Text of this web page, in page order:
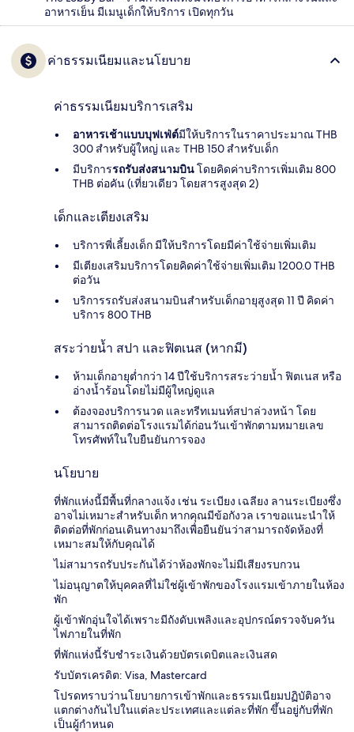
อาหารเย็น มีเมนูเด็กให้บริการ เปิดทุกวัน
ค่าธรรมเนียมและนโยบาย
ค่าธรรมเนียมบริการเสริม
อาหารเช้าแบบบุฟเฟ่ต์มีให้บริการในราคาประมาณ THB
300 สำหรับผู้ใหญ่ และ THB 150 สำหรับเด็ก
มีบริการรถรับส่งสนามบินโดยคิดค่าบริการเพิ่มเติม 800
THB ต่อคัน (เที่ยวเดียว โดยสารสูงสุด 2)
เด็กและเตียงเสริม
บริการพี่เลี้ยงเด็ก มีให้บริการโดยมีค่าใช้จ่ายเพิ่มเติม
มีเตียงเสริมบริการโดยคิดค่าใช้จ่ายเพิ่มเติม 1200.0 THB
ต่อวัน
บริการรถรับส่งสนามบินสำหรับเด็กอายุสูงสุด 11 ปี คิดค่า
บริการ 800 THB
สระว่ายน้ำ สปา และฟิตเนส (หากมี)
ห้ามเด็กอายุต่ำกว่า 14 ปีใช้บริการสระว่ายน้ำ ฟิตเนส หรือ
อ่างน้ำร้อนโดยไม่มีผู้ใหญ่ดูแล
ต้องจองบริการนวด และทรีทเมนท์สปาล่วงหน้า โดย
สามารถติดต่อโรงแรมได้ก่อนวันเข้าพักตามหมายเลข
โทรศัพท์ในใบยืนยันการจอง
นโยบาย
ที่พักแห่งนี้มีพื้นที่กลางแจ้ง เช่น ระเบียง เฉลียง ลานระเบียงซึ่ง
อาจไม่เหมาะสำหรับเด็ก หากคุณมีข้อกังวล เราขอแนะนำให้
ติดต่อที่พักก่อนเดินทางมาถึงเพื่อยืนยันว่าสามารถจัดห้องที่
เหมาะสมให้กับคุณได้
ไม่สามารถรับประกันได้ว่าห้องพักจะไม่มีเสียงรบกวน
ไม่อนุญาตให้บุคคลที่ไม่ใช่ผู้เข้าพักของโรงแรมเข้าภายในห้อง
พัก
ผู้เข้าพักอุ่นใจได้เพราะมีถังดับเพลิงและอุปกรณ์ตรวจจับควัน
ไฟภายในที่พัก
ที่พักแห่งนี้รับชำระเงินด้วยบัตรเดบิตและเงินสด
รับบัตรเครดิต: Visa, Mastercard
โปรดทราบว่านโยบายการเข้าพักและธรรมเนียมปฏิบัติอาจ
แตกต่างกันไปในแต่ละประเทศและแต่ละที่พัก ขึ้นอยู่กับที่พัก
เป็นผู้กำหนด